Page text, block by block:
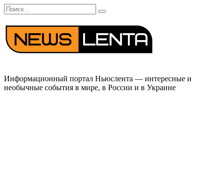
Перейти
к
содержанию
Search
for:
Информационный портал Ньюслента — интересные и
необычные события в мире, в России и в Украине